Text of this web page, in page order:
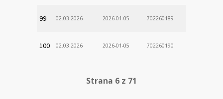
99 02.03.2026 2026-01-05 702260189
100 02.03.2026 2026-01-05 702260190
Strana 6 z 71